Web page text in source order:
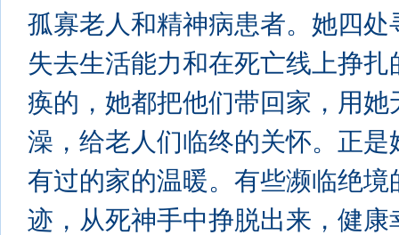
孤寡老人和精神病患者。她四
失去生活能力和在死亡线上挣
痪的，她都把他们带回家，用
澡，给老人们临终的关怀。正
有过的家的温暖。有些濒临绝
迹，从死神手中挣脱出来，健